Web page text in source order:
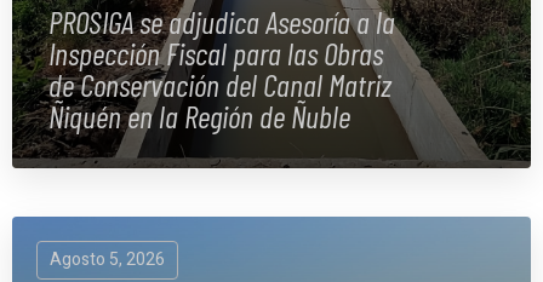
PROSIGA se adjudica Asesoría a la
Inspección Fiscal para las Obras
de Conservación del Canal Matriz
Ñiquén en la Región de Ñuble
Agosto 5, 2026